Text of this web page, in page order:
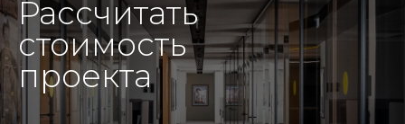
Рассчитать
стоимость
проекта